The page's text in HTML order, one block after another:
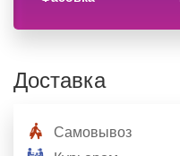
Доставка
Самовывоз